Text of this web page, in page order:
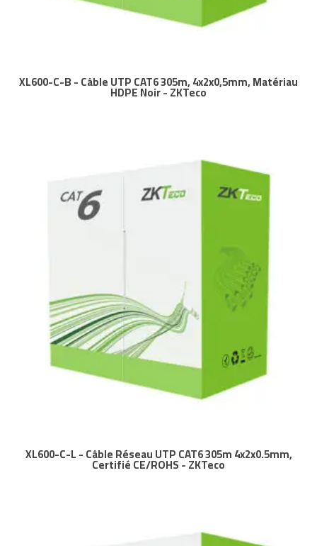
XL600-C-B - Câble UTP CAT6 305m, 4x2x0,5mm, Matériau
HDPE Noir - ZKTeco
XL600-C-L - Câble Réseau UTP CAT6 305m 4x2x0.5mm,
Certifié CE/ROHS - ZKTeco